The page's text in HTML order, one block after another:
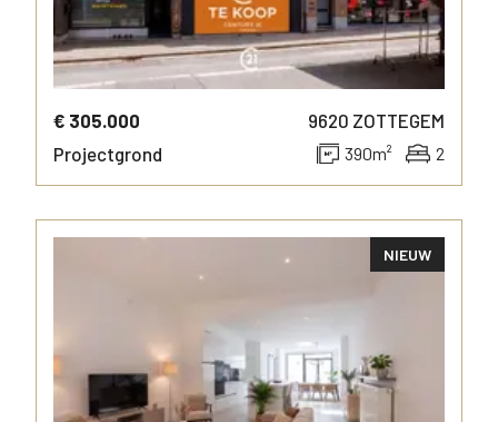
MEER INFO
€ 305.000 9620 ZOTTEGEM
Projectgrond
390m² 2
NIEUW